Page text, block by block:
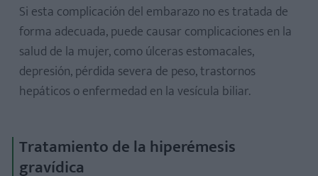
Si esta complicación del embarazo no es tratada de
forma adecuada, puede causar complicaciones en la
salud de la mujer, como úlceras estomacales,
depresión, pérdida severa de peso, trastornos
hepáticos o enfermedad en la vesícula biliar.
Tratamiento de la hiperémesis
gravídica